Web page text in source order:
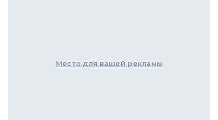
Место для вашей рекламы